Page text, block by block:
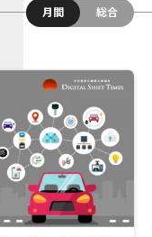
月間
総合